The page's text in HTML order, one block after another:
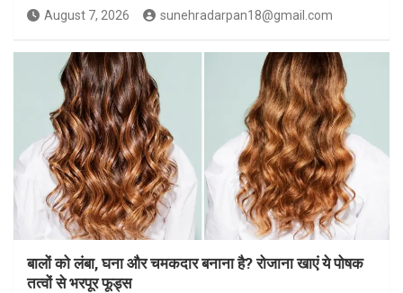
August 7, 2026 sunehradarpan18@gmail.com
बालों को लंबा, घना और चमकदार बनाना है? रोजाना खाएं ये पोषक
तत्वों से भरपूर फूड्स